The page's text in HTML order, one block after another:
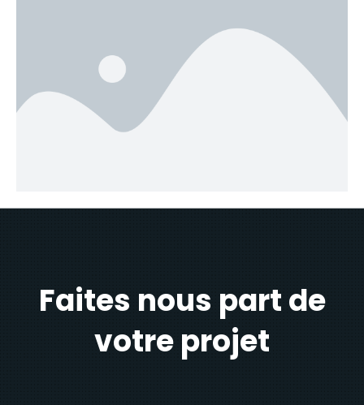
Faites nous part de
votre projet